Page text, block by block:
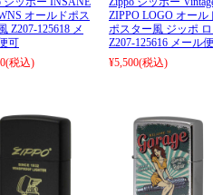
オールドポス
Z207-125618 メ
可
(税込)
ZIPPO LOGO オール
ポスター風 ジッポ
Z207-125616 メール
¥5,500(税込)